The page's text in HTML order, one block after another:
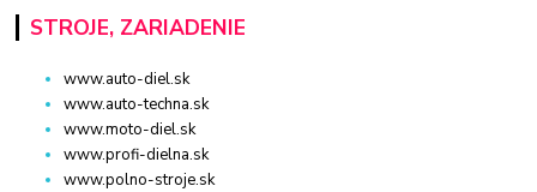
STROJE, ZARIADENIE
www.auto-diel.sk
www.auto-techna.sk
www.moto-diel.sk
www.profi-dielna.sk
www.polno-stroje.sk